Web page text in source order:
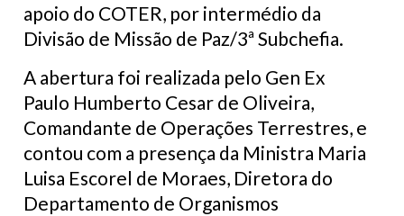
apoio do COTER, por intermédio da
Divisão de Missão de Paz/3ª Subchefia.
A abertura foi realizada pelo Gen Ex
Paulo Humberto Cesar de Oliveira,
Comandante de Operações Terrestres, e
contou com a presença da Ministra Maria
Luisa Escorel de Moraes, Diretora do
Departamento de Organismos